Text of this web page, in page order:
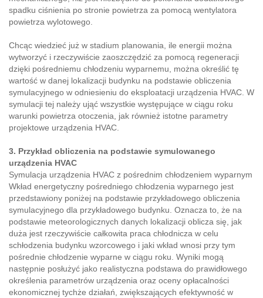
spadku ciśnienia po stronie powietrza za pomocą wentylatora
powietrza wylotowego.
Chcąc wiedzieć już w stadium planowania, ile energii można
wytworzyć i rzeczywiście zaoszczędzić za pomocą regeneracji
dzięki pośredniemu chłodzeniu wyparnemu, można określić tę
wartość w danej lokalizacji budynku na podstawie obliczenia
symulacyjnego w odniesieniu do eksploatacji urządzenia HVAC. W
symulacji tej należy ująć wszystkie występujące w ciągu roku
warunki powietrza otoczenia, jak również istotne parametry
projektowe urządzenia HVAC.
3. Przykład obliczenia na podstawie symulowanego
urządzenia HVAC
Symulacja urządzenia HVAC z pośrednim chłodzeniem wyparnym
Wkład energetyczny pośredniego chłodzenia wyparnego jest
przedstawiony poniżej na podstawie przykładowego obliczenia
symulacyjnego dla przykładowego budynku. Oznacza to, że na
podstawie meteorologicznych danych lokalizacji oblicza się, jak
duża jest rzeczywiście całkowita praca chłodnicza w celu
schłodzenia budynku wzorcowego i jaki wkład wnosi przy tym
pośrednie chłodzenie wyparne w ciągu roku. Wyniki mogą
następnie posłużyć jako realistyczna podstawa do prawidłowego
określenia parametrów urządzenia oraz oceny opłacalności
ekonomicznej tychże działań, zwiększających efektywność w